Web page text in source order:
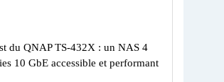
du QNAP TS-432X : un NAS 4
10 GbE accessible et performant